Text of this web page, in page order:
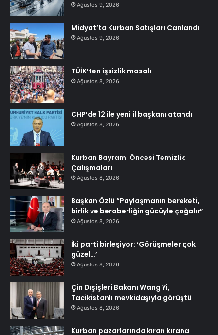
Ağustos 9, 2026
Midyat’ta Kurban Satışları Canlandı
Ağustos 9, 2026
TÜİK’ten işsizlik masalı
Ağustos 8, 2026
CHP’de 12 ile yeni il başkanı atandı
Ağustos 8, 2026
Kurban Bayramı Öncesi Temizlik
Çalışmaları
Ağustos 8, 2026
Başkan Özlü “Paylaşmanın bereketi,
birlik ve beraberliğin gücüyle çoğalır”
Ağustos 8, 2026
İki parti birleşiyor: ‘Görüşmeler çok
güzel…’
Ağustos 8, 2026
Çin Dışişleri Bakanı Wang Yi,
Tacikistanlı mevkidaşıyla görüştü
Ağustos 8, 2026
Kurban pazarlarında kıran kırana